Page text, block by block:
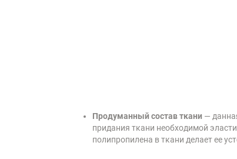
Продуманный состав ткани —
придания ткани необходимой
полипропилена в ткани делает ее